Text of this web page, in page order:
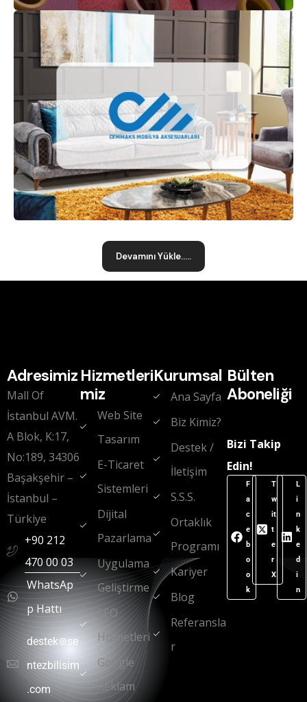
Devamını Yükle.....
Adresimiz
Mall Of
İstanbul AVM.
A Blok, K:17,
No:189, 34306
Başakşehir –
İstanbul –
Türkiye
+90 212
470 00 03
WhatsAp
p Hattı
destek⊚se
ntezbilisim
.com
Hizmetleri
miz
Web Site
Tasarım
E-Ticaret
Sistemleri
Dijital
Pazarlama
Uygulama
Geliştirme
SEO
Hizmetleri
Google
Reklam
Kurumsal
Ana Sayfa
Biz Kimiz?
Destek /
İletişim
S.S.S.
Ortaklık
Programı
Kariyer
Blog
Referansla
r
Bülten
Aboneliği
Bizi Takip
Edin!
F
a
c
e
b
o
o
k
T
w
it
t
e
r
X
L
i
n
k
e
d
i
n